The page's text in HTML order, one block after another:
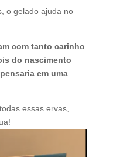
o gelado ajuda no
com tanto carinho
do nascimento
em uma
essas ervas,